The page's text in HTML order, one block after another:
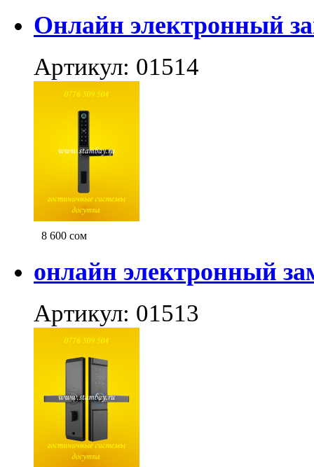
Онлайн электронный
Артикул: 01514
8 600 сом
онлайн электронный
Артикул: 01513